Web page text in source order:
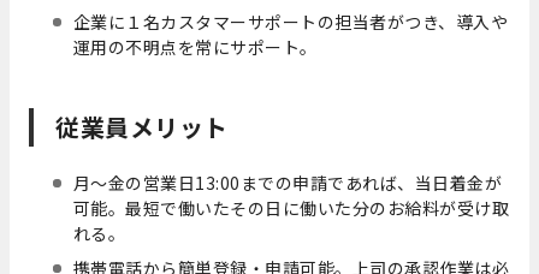
企業に１名カスタマーサポートの担当者がつき、導入や
運用の不明点を常にサポート。
従業員メリット
月〜金の営業日13:00までの申請であれば、当日着金が
可能。最短で働いたその日に働いた分のお給料が受け取
れる。
携帯電話から簡単登録・申請可能。上司の承認作業は必